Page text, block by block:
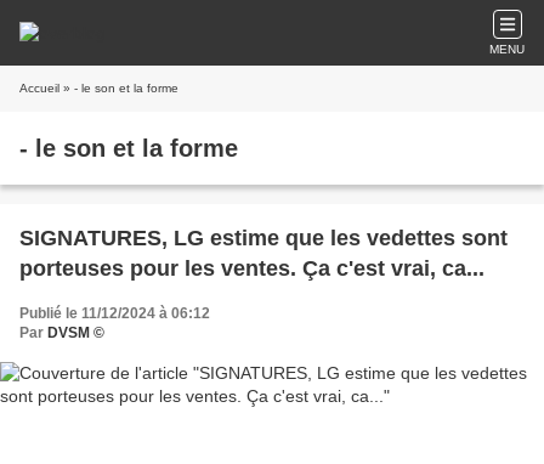
MENU
Accueil » - le son et la forme
- le son et la forme
SIGNATURES, LG estime que les vedettes sont
porteuses pour les ventes. Ça c'est vrai, ca...
Publié le 11/12/2024 à 06:12
Par DVSM ©